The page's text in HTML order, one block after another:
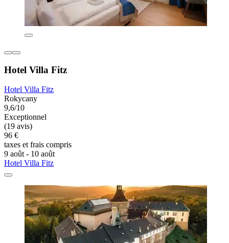
Hotel Villa Fitz
Hotel Villa Fitz
Rokycany
9,6/10
Exceptionnel
(19 avis)
96 €
taxes et frais compris
9 août - 10 août
Hotel Villa Fitz